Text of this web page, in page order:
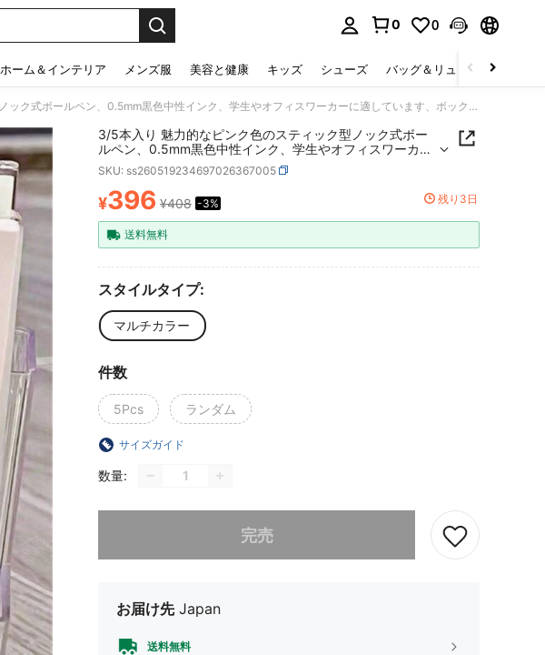
0 0
ホーム＆インテリア メンズ服 美容と健康 キッズ シューズ バッグ＆リュック
3/5本入り 魅力的なピンク色のスティック型ノック式ボールペン、0.5mm黒色中性インク、学生やオフィスワーカーに適しています、ボックス入り新学期用
3/5本入り 魅力的なピンク色のスティック型ノック式ボー
ルペン、0.5mm黒色中性インク、学生やオフィスワーカー
に適しています、ボックス入り新学期用
SKU: ss260519234697026367005
PRICE AND AVAILABILITY
¥396 ¥408 -3% 残り3日
送料無料
スタイルタイプ:
マルチカラー
件数
5Pcs ランダム
サイズガイド
数量:
完売
お届け先 Japan
送料無料